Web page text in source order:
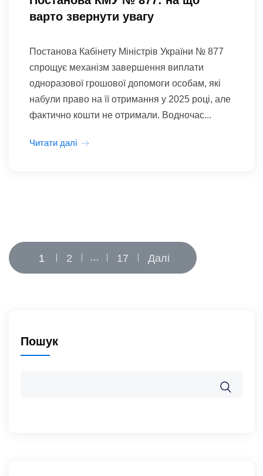
варто звернути увагу
Постанова Кабінету Міністрів України № 877
спрощує механізм завершення виплати
одноразової грошової допомоги особам, які
набули право на її отримання у 2025 році, але
фактично кошти не отримали. Водночас...
Читати далі
Пагінація
записів
1 2 … 17 Далі
Пошук